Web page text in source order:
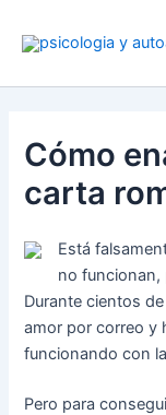
Cómo
carta
Está
no funcionan,
Durante cientos
amor por correo y
funcionando con
Pero para